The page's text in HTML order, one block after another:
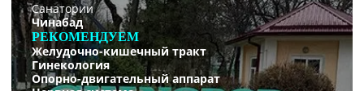
Санатории
Чинабад
РЕКОМЕНДУЕМ
Желудочно-кишечный тракт
Гинекология
Опорно-двигательный аппарат